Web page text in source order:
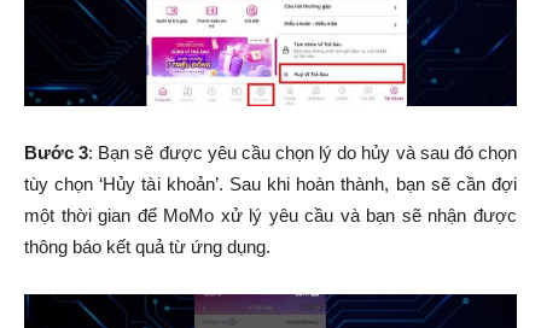
Bước 3: Bạn sẽ được yêu cầu chọn lý do hủy và sau đó chọn
tùy chọn ‘Hủy tài khoản’. Sau khi hoàn thành, bạn sẽ cần đợi
một thời gian để MoMo xử lý yêu cầu và bạn sẽ nhận được
thông báo kết quả từ ứng dụng.